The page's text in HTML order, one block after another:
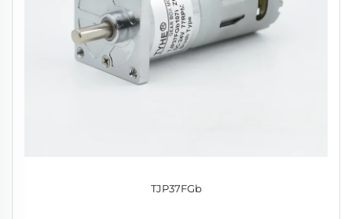
TJP37FGb